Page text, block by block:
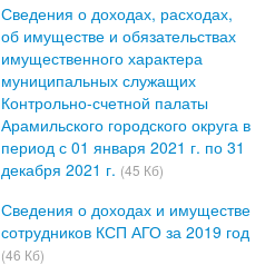
Сведения о доходах, расходах,
об имуществе и обязательствах
имущественного характера
муниципальных служащих
Контрольно-счетной палаты
Арамильского городского округа в
период с 01 января 2021 г. по 31
декабря 2021 г. (45 Кб)
Сведения о доходах и имуществе
сотрудников КСП АГО за 2019 год
(46 Кб)